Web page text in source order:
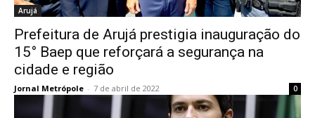
Arujá
Prefeitura de Arujá prestigia inauguração do
15° Baep que reforçará a segurança na
cidade e região
Jornal Metrópole - 7 de abril de 2022 0